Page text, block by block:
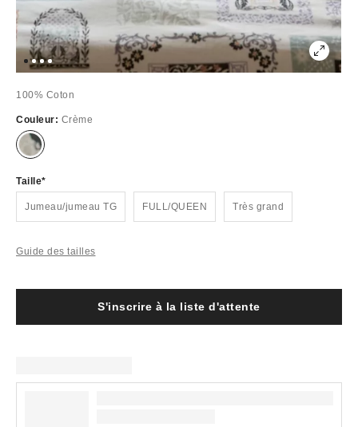
100% Coton
Couleur: Crème
Épuisé
Taille
Jumeau/jumeau TG FULL/QUEEN Très grand
Guide des tailles
S'inscrire à la liste d'attente